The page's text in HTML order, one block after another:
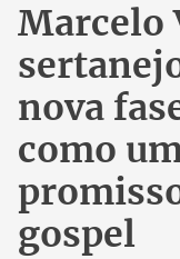
Marcelo
nova
como
gospel